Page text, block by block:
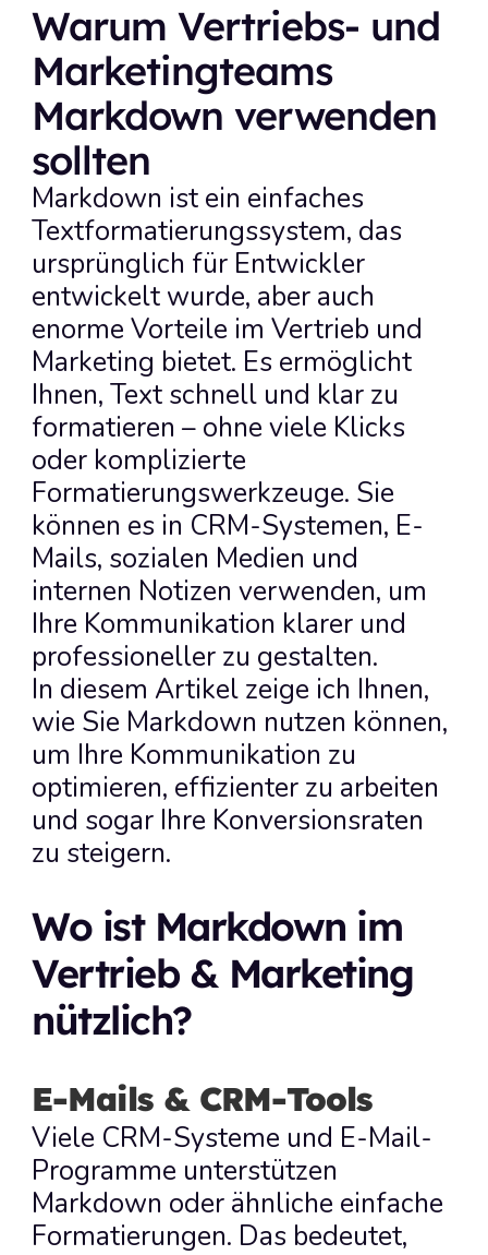
Warum Vertriebs- und
Marketingteams
Markdown verwenden
sollten
Markdown ist ein einfaches
Textformatierungssystem, das
ursprünglich für Entwickler
entwickelt wurde, aber auch
enorme Vorteile im Vertrieb und
Marketing bietet. Es ermöglicht
Ihnen, Text schnell und klar zu
formatieren – ohne viele Klicks
oder komplizierte
Formatierungswerkzeuge. Sie
können es in CRM-Systemen, E-
Mails, sozialen Medien und
internen Notizen verwenden, um
Ihre Kommunikation klarer und
professioneller zu gestalten.
In diesem Artikel zeige ich Ihnen,
wie Sie Markdown nutzen können,
um Ihre Kommunikation zu
optimieren, effizienter zu arbeiten
und sogar Ihre Konversionsraten
zu steigern.
Wo ist Markdown im
Vertrieb & Marketing
nützlich?
E-Mails & CRM-Tools
Viele CRM-Systeme und E-Mail-
Programme unterstützen
Markdown oder ähnliche einfache
Formatierungen. Das bedeutet,